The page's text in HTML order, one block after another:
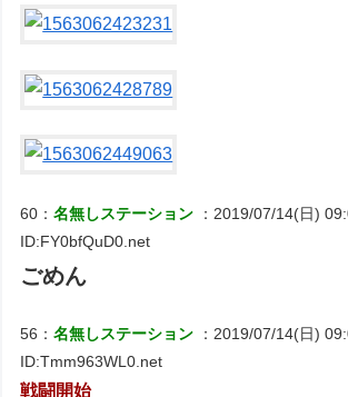
60：名無しステーション
：2019/07/14(日)
ID:FY0bfQuD0.net
ごめん
56：名無しステーション
：2019/07/14(日)
ID:Tmm963WL0.net
戦闘開始